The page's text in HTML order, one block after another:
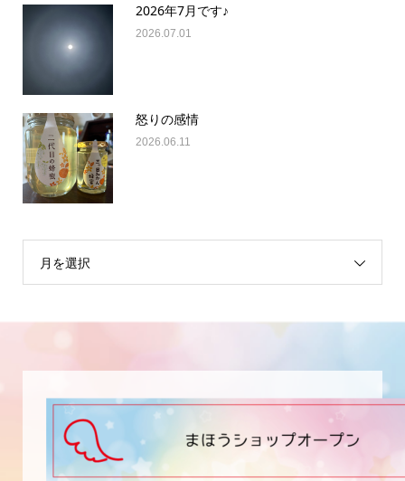
2026年7月です♪
2026.07.01
怒りの感情
2026.06.11
月を選択